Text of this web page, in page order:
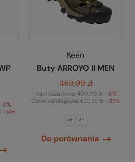
0%
-14%
Keen
Buty ARROYO II MEN
469,99 zł
Najniższa cena:499,99 zł -6%
Cena katalogowa: 629,99 zł -25%
42 43
Do porównania